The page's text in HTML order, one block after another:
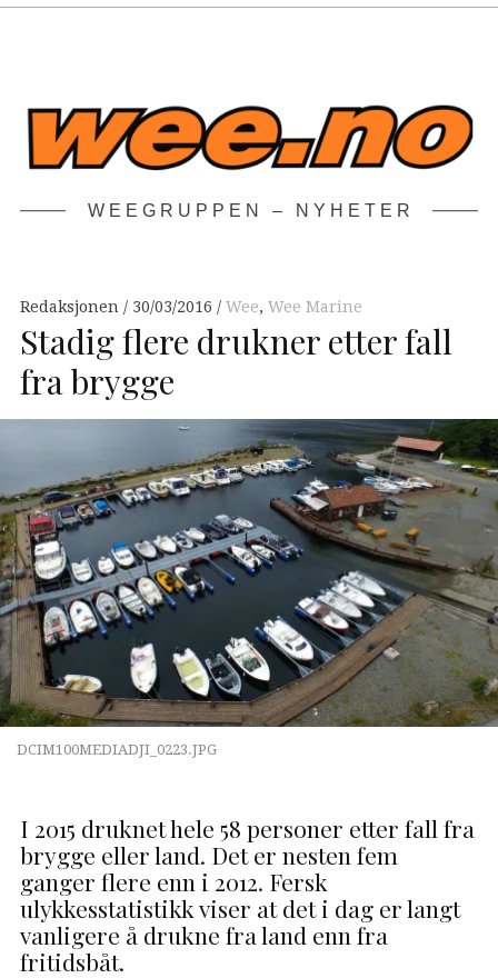
WEEGRUPPEN – NYHETER
Redaksjonen 30/03/2016 Wee, Wee Marine
Stadig flere drukner etter fall
fra brygge
DCIM100MEDIADJI_0223.JPG
I 2015 druknet hele 58 personer etter fall fra
brygge eller land. Det er nesten fem
ganger flere enn i 2012. Fersk
ulykkesstatistikk viser at det i dag er langt
vanligere å drukne fra land enn fra
fritidsbåt.